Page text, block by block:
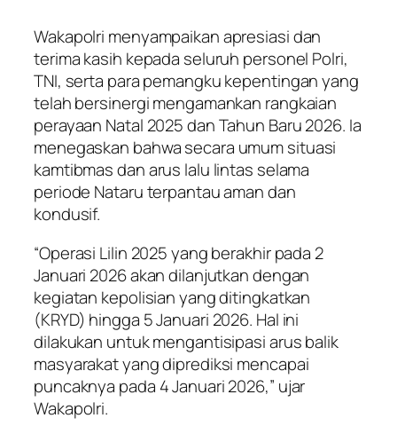
Wakapolri menyampaikan apresiasi dan
terima kasih kepada seluruh personel Polri,
TNI, serta para pemangku kepentingan yang
telah bersinergi mengamankan rangkaian
perayaan Natal 2025 dan Tahun Baru 2026. Ia
menegaskan bahwa secara umum situasi
kamtibmas dan arus lalu lintas selama
periode Nataru terpantau aman dan
kondusif.
“Operasi Lilin 2025 yang berakhir pada 2
Januari 2026 akan dilanjutkan dengan
kegiatan kepolisian yang ditingkatkan
(KRYD) hingga 5 Januari 2026. Hal ini
dilakukan untuk mengantisipasi arus balik
masyarakat yang diprediksi mencapai
puncaknya pada 4 Januari 2026,” ujar
Wakapolri.